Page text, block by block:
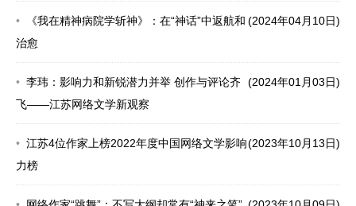
(2024年04月10日)
《我在精神病院学斩神》：在“神话”中返航和
治愈
(2024年01月03日)
李玮：影响力和新锐潜力并举 创作与评论齐
飞——江苏网络文学新观察
(2023年10月13日)
江苏4位作家上榜2022年度中国网络文学影响
力榜